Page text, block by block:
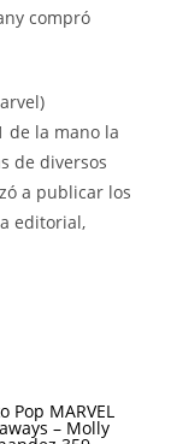
compró
de la mano la
de diversos
a publicar los
editorial,